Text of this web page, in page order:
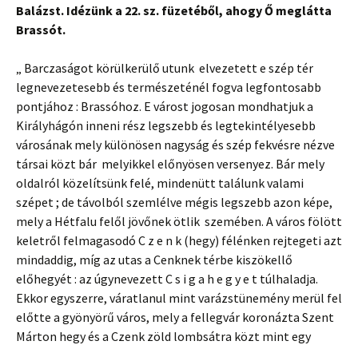
Balázst. Idézünk a 22. sz. füzetéből, ahogy Ő meglátta
Brassót.
„ Barczaságot körülkerülő utunk elvezetett e szép tér
legnevezetesebb és természeténél fogva legfontosabb
pontjához : Brassóhoz. E várost jogosan mondhatjuk a
Királyhágón inneni rész legszebb és legtekintélyesebb
városának mely különösen nagyság és szép fekvésre nézve
társai közt bár melyikkel előnyösen versenyez. Bár mely
oldalról közelítsünk felé, mindenütt találunk valami
szépet ; de távolból szemlélve mégis legszebb azon képe,
mely a Hétfalu felől jövőnek ötlik szemében. A város fölött
keletről felmagasodó C z e n k (hegy) félénken rejtegeti azt
mindaddig, míg az utas a Cenknek térbe kiszökellő
előhegyét : az úgynevezett C s i g a h e g y e t túlhaladja.
Ekkor egyszerre, váratlanul mint varázstünemény merül fel
előtte a gyönyörű város, mely a fellegvár koronázta Szent
Márton hegy és a Czenk zöld lombsátra közt mint egy